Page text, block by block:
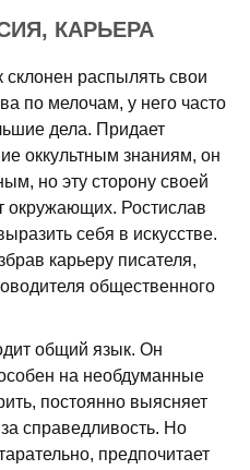
КАРЬЕРА
склонен распылять свои
по мелочам, у него часто
дела. Придает
оккультным знаниям, он
но эту сторону своей
окружающих. Ростислав
себя в искусстве.
карьеру писателя,
общественного
общий язык. Он
на необдуманные
постоянно выясняет
справедливость. Но
предпочитает